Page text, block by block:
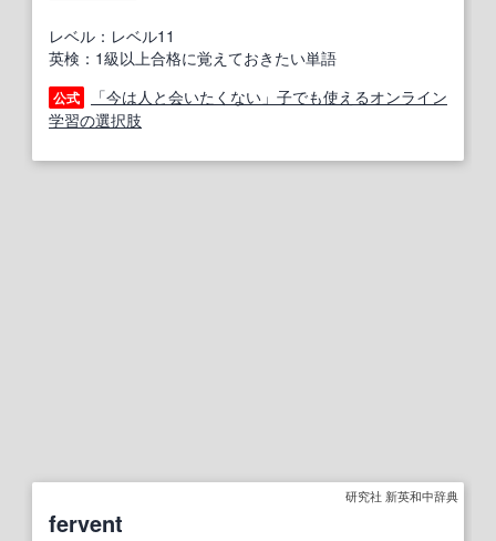
レベル：レベル11
英検：1級以上合格に覚えておきたい単語
公式
「今は人と会いたくない」子でも使えるオンライン
学習の選択肢
研究社 新英和中辞典
fervent